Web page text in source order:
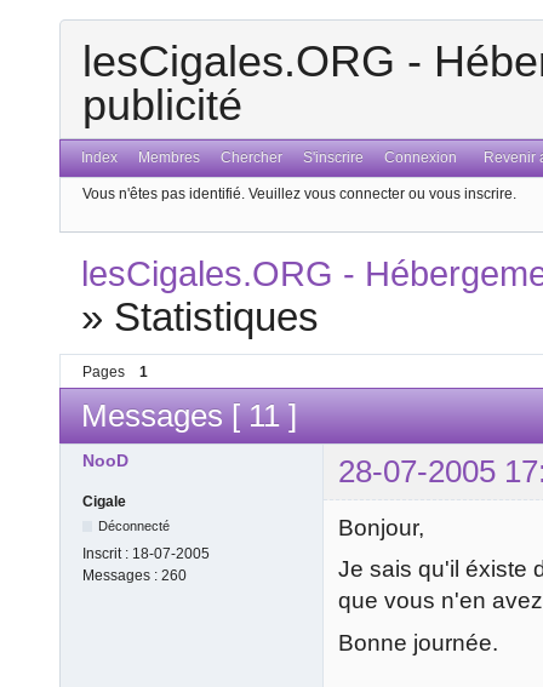
lesCigales.ORG -
publicité
Index Membres Chercher S'inscrire Connexion Revenir
Vous n'êtes pas identifié. Veuillez vous connecter ou vous inscrire.
lesCigales.ORG -
» Statistiques
Pages 1
Messages [ 11 ]
NooD 28-07-2005
Cigale
Déconnecté
Inscrit : 18-07-2005
Messages : 260
Bonjour,
Je sais qu'il éxiste
que vous n'en
Bonne journée.